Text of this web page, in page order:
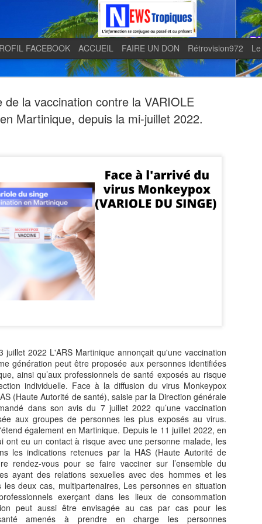
de la vaccination contre la VARIOLE
Martinique, depuis la mi-juillet 2022.
juillet 2022 L'ARS Martinique annonçait qu'une vaccination
génération peut être proposée aux personnes identifiées
ainsi qu’aux professionnels de santé exposés au risque
individuelle. Face à la diffusion du virus Monkeypox
(Haute Autorité de santé), saisie par la Direction générale
dans son avis du 7 juillet 2022 qu’une vaccination
aux groupes de personnes les plus exposés au virus.
également en Martinique. Depuis le 11 juillet 2022, en
ont eu un contact à risque avec une personne malade, les
les indications retenues par la HAS (Haute Autorité de
rendez-vous pour se faire vacciner sur l’ensemble du
ayant des relations sexuelles avec des hommes et les
les deux cas, multipartenaires, Les personnes en situation
exerçant dans les lieux de consommation
peut aussi être envisagée au cas par cas pour les
amenés à prendre en charge les personnes
FACEBOOK ACCUEIL FAIRE UN DON Rétrovision972
5
en
télévision
Une reconnaissance